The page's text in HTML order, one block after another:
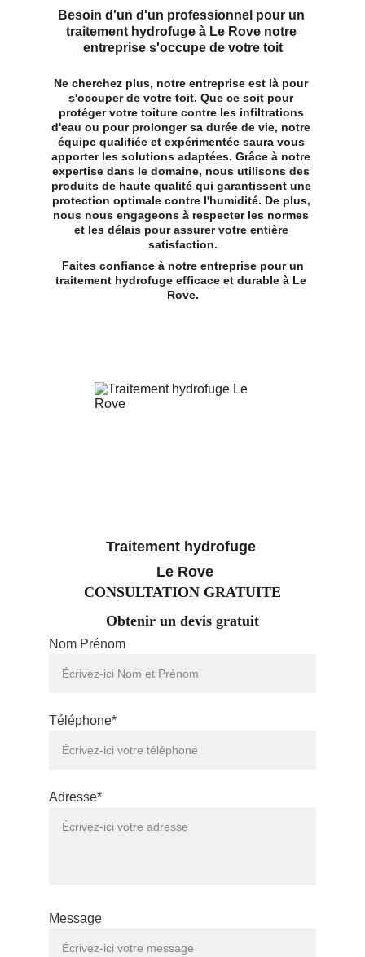
Nom Prénom
Téléphone*
Adresse*
Message
Besoin d'un d'un professionnel pour un
traitement hydrofuge à Le Rove notre
entreprise s'occupe de votre toit
Ne cherchez plus, notre entreprise est là pour
s'occuper de votre toit. Que ce soit pour
protéger votre toiture contre les infiltrations
d'eau ou pour prolonger sa durée de vie, notre
équipe qualifiée et expérimentée saura vous
apporter les solutions adaptées. Grâce à notre
expertise dans le domaine, nous utilisons des
produits de haute qualité qui garantissent une
protection optimale contre l'humidité. De plus,
nous nous engageons à respecter les normes
et les délais pour assurer votre entière
satisfaction.
traitement hydrofuge efficace et durable à Le
Rove.
Traitement hydrofuge
Le Rove
CONSULTATION GRATUITE
Obtenir un devis gratuit